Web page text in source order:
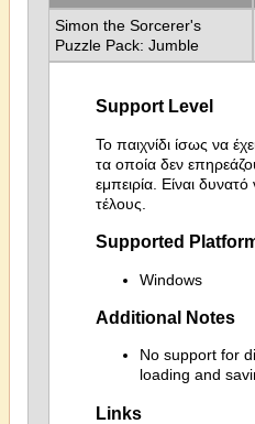
Simon the Sorcerer's
Puzzle Pack: Jumble
Support Level
Το παιχνίδι ίσως να
τα οποία δεν
εμπειρία. Είναι δυνατό
τέλους.
Supported
Windows
Additional Notes
No support for
loading and
Links